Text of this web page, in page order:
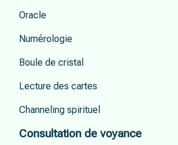
Oracle
Numérologie
Boule de cristal
Lecture des cartes
Channeling spirituel
Consultation de voyance